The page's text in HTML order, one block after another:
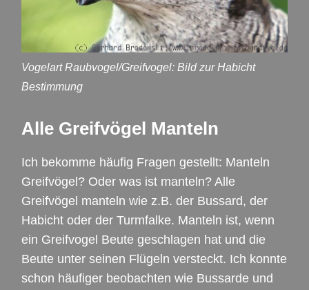
Vogelart Raubvogel/Greifvogel: Bild zur Habicht
Bestimmung
Alle Greifvögel Manteln
Ich bekomme häufig Fragen gestellt: Manteln
Greifvögel? Oder was ist manteln? Alle
Greifvögel manteln wie z.B. der Bussard, der
Habicht oder der Turmfalke. Manteln ist, wenn
ein Greifvogel Beute geschlagen hat und die
Beute unter seinen Flügeln versteckt. Ich konnte
schon häufiger beobachten wie Bussarde und